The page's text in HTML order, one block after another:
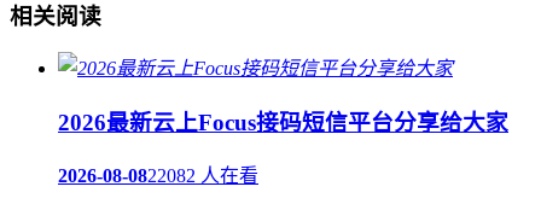
相关阅读
2026最新云上Focus接码短信平台分享给大家
2026-08-0822082 人在看